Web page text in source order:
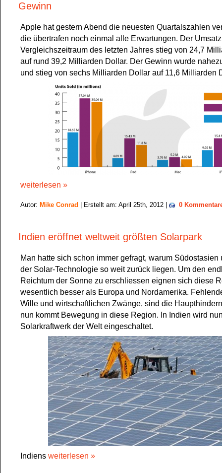
Gewinn
Apple hat gestern Abend die neuesten Quartalszahlen
die übertrafen noch einmal alle Erwartungen. Der
Vergleichszeitraum des letzten Jahres stieg von 24,7
auf rund 39,2 Milliarden Dollar. Der Gewinn wurde
und stieg von sechs Milliarden Dollar auf 11,6 Milliarden
weiterlesen »
Autor: Mike Conrad | Erstellt am: April 25th, 2012 | 0
Indien eröffnet weltweit größten Solarpark
Man hatte sich schon immer gefragt, warum Südostasien
der Solar-Technologie so weit zurück liegen. Um den
Reichtum der Sonne zu erschliessen eignen sich diese
wesentlich besser als Europa und Nordamerika.
Wille und wirtschaftlichen Zwänge, sind die
nun kommt Bewegung in diese Region. In Indien wird
Solarkraftwerk der Welt eingeschaltet.
Indiens weiterlesen »